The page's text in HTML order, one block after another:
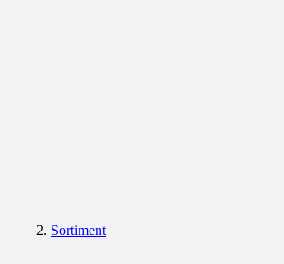
Sortiment